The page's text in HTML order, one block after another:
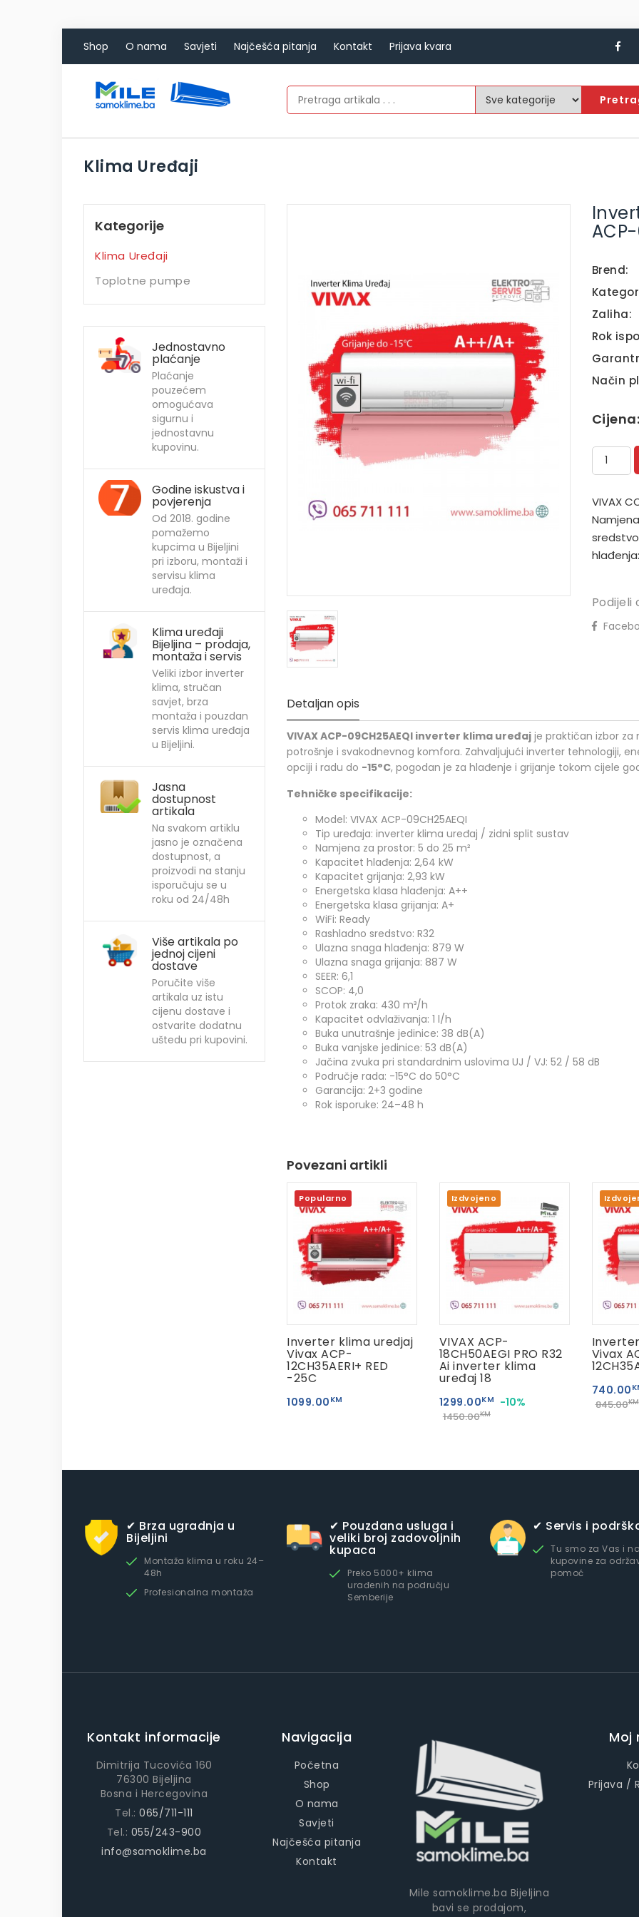
Shop O nama Savjeti Najčešća pitanja Kontakt Prijava kvara
Klima Uređaji
Kategorije
Klima Uređaji
Toplotne pumpe
Jednostavno
plaćanje
Plaćanje
pouzećem
omogućava
sigurnu i
jednostavnu
kupovinu.
Godine iskustva i
povjerenja
Od 2018. godine
pomažemo
kupcima u Bijeljini
pri izboru, montaži i
servisu klima
uređaja.
Klima uređaji
Bijeljina – prodaja,
montaža i servis
Veliki izbor inverter
klima, stručan
savjet, brza
montaža i pouzdan
servis klima uređaja
u Bijeljini.
Jasna
dostupnost
artikala
Na svakom artiklu
jasno je označena
dostupnost, a
proizvodi na stanju
isporučuju se u
roku od 24/48h
Više artikala po
jednoj cijeni
dostave
Poručite više
artikala uz istu
cijenu dostave i
ostvarite dodatnu
uštedu pri kupovini.
Brend:
Zaliha:
Rok
Način
Cijena:
VIVAX
Podijeli
Detaljan opis
VIVAX ACP-09CH25AEQI inverter klima uređaj je praktičan izbor
potrošnje i svakodnevnog komfora. Zahvaljujući inverter tehnologiji,
opciji i radu do -15°C, pogodan je za hlađenje i grijanje tokom cijele
Tehničke specifikacije:
Model: VIVAX ACP-09CH25AEQI
Tip uređaja: inverter klima uređaj / zidni split sustav
Namjena za prostor: 5 do 25 m²
Kapacitet hlađenja: 2,64 kW
Kapacitet grijanja: 2,93 kW
Energetska klasa hlađenja: A++
Energetska klasa grijanja: A+
WiFi: Ready
Rashladno sredstvo: R32
Ulazna snaga hlađenja: 879 W
Ulazna snaga grijanja: 887 W
SEER: 6,1
SCOP: 4,0
Protok zraka: 430 m³/h
Kapacitet odvlaživanja: 1 l/h
Buka unutrašnje jedinice: 38 dB(A)
Buka vanjske jedinice: 53 dB(A)
Jačina zvuka pri standardnim uslovima UJ / VJ: 52 / 58 dB
Područje rada: -15°C do 50°C
Garancija: 2+3 godine
Rok isporuke: 24–48 h
Povezani artikli
Popularno
Inverter klima uredjaj
Vivax ACP-
12CH35AERI+ RED
-25C
1099.00 KM
Izdvojeno
VIVAX ACP-
18CH50AEGI PRO R32
Ai inverter klima
uređaj 18
1299.00KM -10%
1450.00KM
Vivax
740.00
845.00KM
✔ Brza ugradnja u
Bijeljini
Montaža klima u roku 24–
48h
Profesionalna montaža
✔ Pouzdana usluga i
veliki broj zadovoljnih
kupaca
Preko 5000+ klima
urađenih na području
Semberije
✔ Servis i
Tu smo za Vas i
kupovine za
pomoć
Kontakt informacije
Dimitrija Tucovića 160
76300 Bijeljina
Bosna i Hercegovina
Tel.:065/711-111
Tel.: 055/243-900
info@samoklime.ba
Navigacija
Početna
Shop
O nama
Savjeti
Najčešća pitanja
Kontakt
Mile samoklime.ba Bijeljina
bavi se prodajom,
Moj
Prijava /